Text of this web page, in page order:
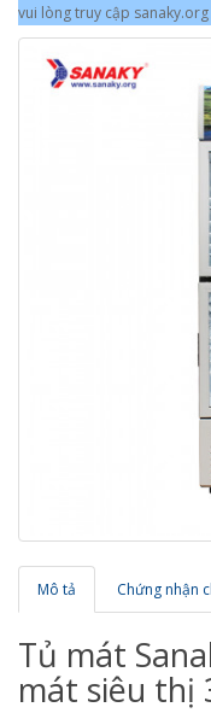
vui lòng truy cập
Mô tả Chứng nhận
Tủ mát
mát siêu thị